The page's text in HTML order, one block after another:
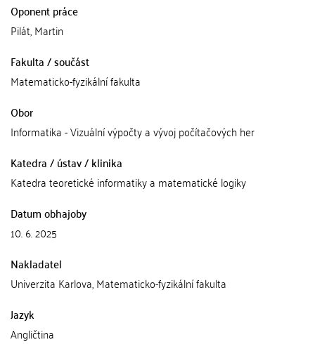
Oponent práce
Pilát, Martin
Fakulta / součást
Matematicko-fyzikální fakulta
Obor
Informatika - Vizuální výpočty a vývoj počítačových her
Katedra / ústav / klinika
Katedra teoretické informatiky a matematické logiky
Datum obhajoby
10. 6. 2025
Nakladatel
Univerzita Karlova, Matematicko-fyzikální fakulta
Jazyk
Angličtina